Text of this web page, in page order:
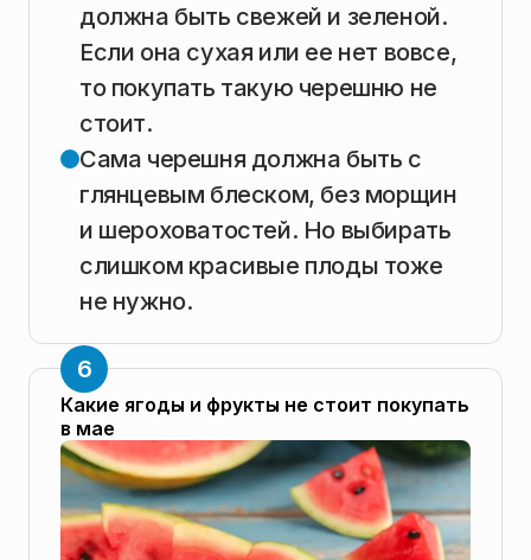
должна быть свежей и зеленой.
Если она сухая или ее нет вовсе,
то покупать такую черешню не
стоит.
Сама черешня должна быть с
глянцевым блеском, без морщин
и шероховатостей. Но выбирать
слишком красивые плоды тоже
не нужно.
Какие ягоды и фрукты не стоит покупать
в мае